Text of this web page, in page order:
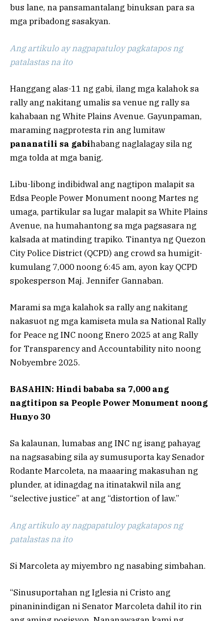
bus lane, na pansamantalang binuksan para sa
mga pribadong sasakyan.
Ang artikulo ay nagpapatuloy pagkatapos ng
patalastas na ito
Hanggang alas-11 ng gabi, ilang mga kalahok sa
rally ang nakitang umalis sa venue ng rally sa
kahabaan ng White Plains Avenue. Gayunpaman,
maraming nagprotesta rin ang lumitaw
pananatili sa gabihabang naglalagay sila ng
mga tolda at mga banig.
Libu-libong indibidwal ang nagtipon malapit sa
Edsa People Power Monument noong Martes ng
umaga, partikular sa lugar malapit sa White Plains
Avenue, na humahantong sa mga pagsasara ng
kalsada at matinding trapiko. Tinantya ng Quezon
City Police District (QCPD) ang crowd sa humigit-
kumulang 7,000 noong 6:45 am, ayon kay QCPD
spokesperson Maj. Jennifer Gannaban.
Marami sa mga kalahok sa rally ang nakitang
nakasuot ng mga kamiseta mula sa National Rally
for Peace ng INC noong Enero 2025 at ang Rally
for Transparency and Accountability nito noong
Nobyembre 2025.
BASAHIN: Hindi bababa sa 7,000 ang
nagtitipon sa People Power Monument noong
Hunyo 30
Sa kalaunan, lumabas ang INC ng isang pahayag
na nagsasabing sila ay sumusuporta kay Senador
Rodante Marcoleta, na maaaring makasuhan ng
plunder, at idinagdag na itinatakwil nila ang
“selective justice” at ang “distortion of law.”
Ang artikulo ay nagpapatuloy pagkatapos ng
patalastas na ito
Si Marcoleta ay miyembro ng nasabing simbahan.
“Sinusuportahan ng Iglesia ni Cristo ang
pinaninindigan ni Senator Marcoleta dahil ito rin